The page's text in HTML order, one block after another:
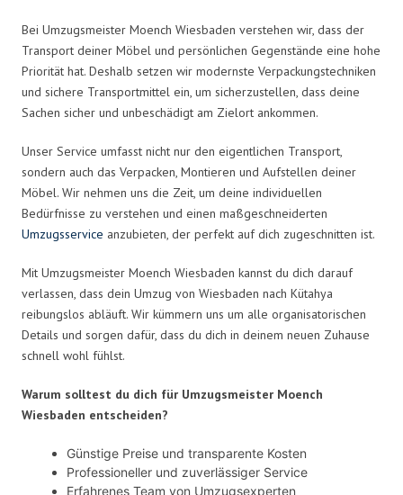
Bei Umzugsmeister Moench Wiesbaden verstehen wir, dass der
Transport deiner Möbel und persönlichen Gegenstände eine hohe
Priorität hat. Deshalb setzen wir modernste Verpackungstechniken
und sichere Transportmittel ein, um sicherzustellen, dass deine
Sachen sicher und unbeschädigt am Zielort ankommen.
Unser Service umfasst nicht nur den eigentlichen Transport,
sondern auch das Verpacken, Montieren und Aufstellen deiner
Möbel. Wir nehmen uns die Zeit, um deine individuellen
Bedürfnisse zu verstehen und einen maßgeschneiderten
Umzugsservice anzubieten, der perfekt auf dich zugeschnitten ist.
Mit Umzugsmeister Moench Wiesbaden kannst du dich darauf
verlassen, dass dein Umzug von Wiesbaden nach Kütahya
reibungslos abläuft. Wir kümmern uns um alle organisatorischen
Details und sorgen dafür, dass du dich in deinem neuen Zuhause
schnell wohl fühlst.
Warum solltest du dich für Umzugsmeister Moench
Wiesbaden entscheiden?
Günstige Preise und transparente Kosten
Professioneller und zuverlässiger Service
Erfahrenes Team von Umzugsexperten